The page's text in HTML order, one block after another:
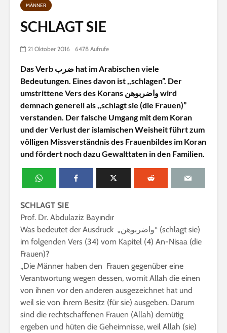
MÄNNER
SCHLAGT SIE
21 Oktober 2016 6478 Aufrufe
Das Verb ضرب hat im Arabischen viele
Bedeutungen. Eines davon ist ,,schlagen”. Der
umstrittene Vers des Korans واضربوهن wird
demnach generell als ,,schlagt sie (die Frauen)”
verstanden. Der falsche Umgang mit dem Koran
und der Verlust der islamischen Weisheit führt zum
völligen Missverständnis des Frauenbildes im Koran
und fördert noch dazu Gewalttaten in den Familien.
SCHLAGT SIE
Prof. Dr. Abdulaziz Bayındır
Was bedeutet der Ausdruck „واضربوهن“ (schlagt sie)
im folgenden Vers (34) vom Kapitel (4) An-Nisaa (die
Frauen)?
,,Die Männer haben den Frauen gegenüber eine
Verantwortung wegen dessen, womit Allah die einen
von ihnen vor den anderen ausgezeichnet hat und
weil sie von ihrem Besitz (für sie) ausgeben. Darum
sind die rechtschaffenen Frauen (Allah) demütig
ergeben und hüten die Geheimnisse, weil Allah (sie)